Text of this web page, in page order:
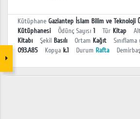
Kütüphane Gaziantep İslam Bilim ve Teknoloji
Kütüphanesi
Ödünç Sayısı 1 Tür Kitap
Kitabı
Şekil Basılı Ortam Kağıt
O93.A85
Kopya k.1 Durum Rafta Demirbaş